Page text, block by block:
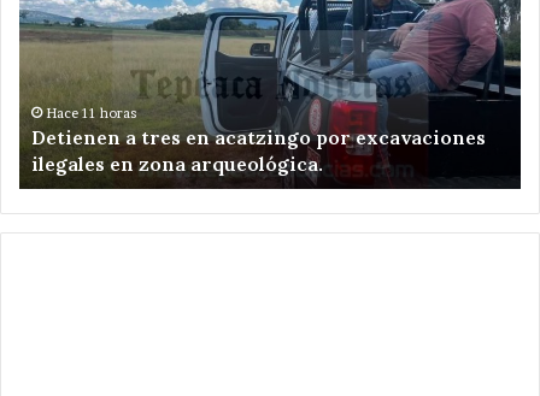
en
acatzingo
excavaciones
ilegales
en
zona
arqueológica.
Hace 11 horas
Detienen a tres en acatzingo por excavaciones
ilegales en zona arqueológica.
en
.